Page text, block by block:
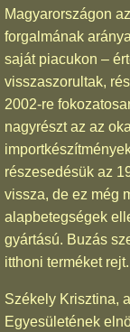
Magyarországon
forgalmának
saját piacukon –
visszaszorultak,
2002-re
nagyrészt az az
részesedésük az
vissza, de ez még
alapbetegségek
gyártású. Buzás
itthoni terméket rejt.
Székely Krisztina,
Egyesületének